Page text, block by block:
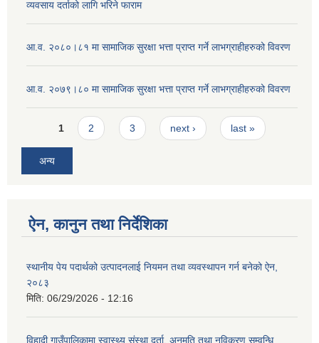
व्यवसाय दर्ताको लागि भरिने फाराम
आ.व. २०८०।८१ मा सामाजिक सुरक्षा भत्ता प्राप्त गर्ने लाभग्राहीहरुको विवरण
आ.व. २०७९।८० मा सामाजिक सुरक्षा भत्ता प्राप्त गर्ने लाभग्राहीहरुको विवरण
Pages
1 2 3 next › last »
अन्य
ऐन, कानुन तथा निर्देशिका
स्थानीय पेय पदार्थको उत्पादनलाई नियमन तथा व्यवस्थापन गर्न बनेको ऐन,
२०८३
मिति: 06/29/2026 - 12:16
विहादी गाउँपालिकामा स्वास्थ्य संस्था दर्ता, अनुमति तथा नविकरण सम्वन्धि